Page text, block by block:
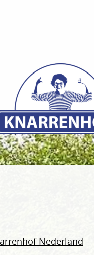
Nederland